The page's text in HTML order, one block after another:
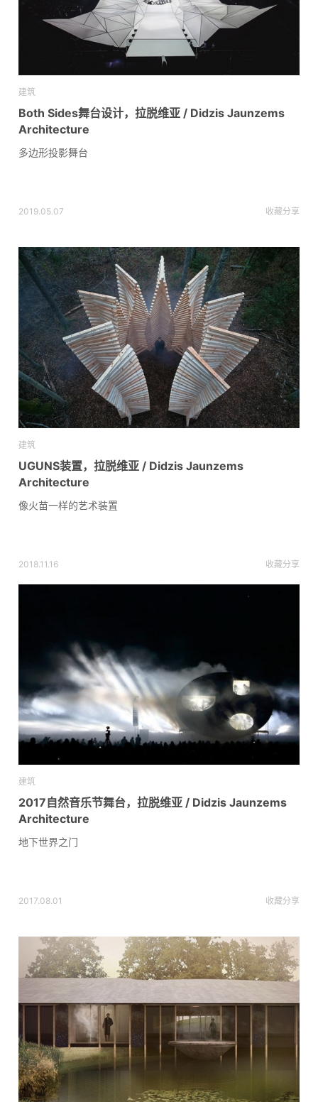
建筑
Both Sides舞台设计，拉脱维亚 / Didzis Jaunzems
Architecture
多边形投影舞台
2019.05.07 收藏分享
建筑
UGUNS装置，拉脱维亚 / Didzis Jaunzems
Architecture
像火苗一样的艺术装置
2018.11.16 收藏分享
建筑
2017自然音乐节舞台，拉脱维亚 / Didzis Jaunzems
Architecture
地下世界之门
2017.08.01 收藏分享